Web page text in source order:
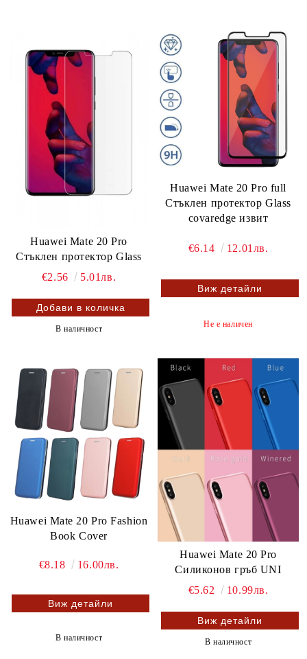
Huawei Mate 20 Pro
Стъклен протектор Glass
€2.56
5.01лв.
В наличност
Huawei Mate 20 Pro full
Стъклен протектор Glass
covaredge извит
€6.14 12.01лв.
Виж детайли
Не е наличен
Huawei Mate 20 Pro Fashion
Book Cover
€8.18 16.00лв.
Виж детайли
В наличност
Huawei Mate 20 Pro
Силиконов гръб UNI
€5.62
10.99лв.
Виж детайли
В наличност